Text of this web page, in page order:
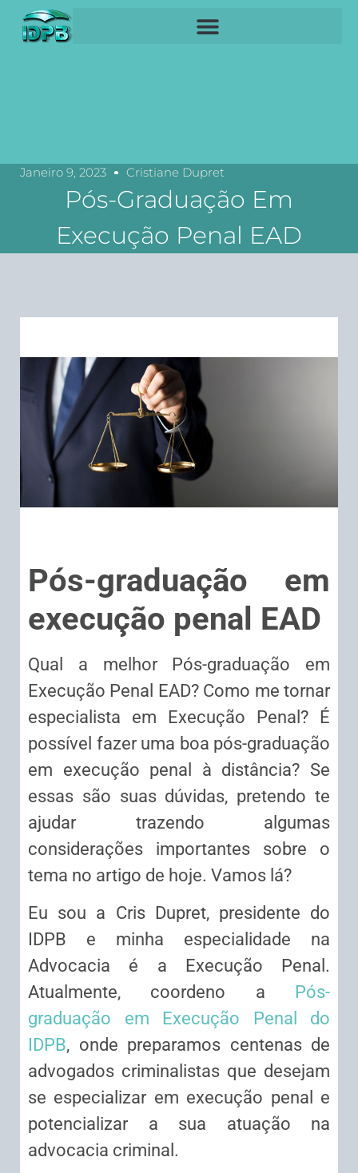
Janeiro 9, 2023 Cristiane Dupret
Pós-Graduação Em
Execução Penal EAD
Pós-graduação em
execução penal EAD
Qual a melhor Pós-graduação em
Execução Penal EAD? Como me tornar
especialista em Execução Penal? É
possível fazer uma boa pós-graduação
em execução penal à distância? Se
essas são suas dúvidas, pretendo te
ajudar trazendo algumas
considerações importantes sobre o
tema no artigo de hoje. Vamos lá?
Eu sou a Cris Dupret, presidente do
IDPB e minha especialidade na
Advocacia é a Execução Penal.
Atualmente, coordeno a Pós-
graduação em Execução Penal do
IDPB, onde preparamos centenas de
advogados criminalistas que desejam
se especializar em execução penal e
potencializar a sua atuação na
advocacia criminal.